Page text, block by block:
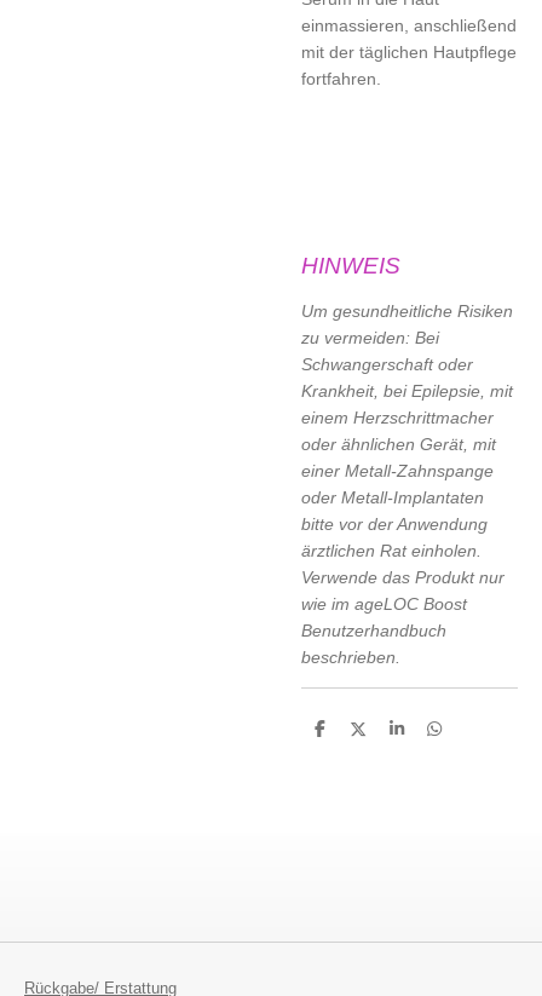
einmassieren, anschließend
mit der täglichen Hautpflege
fortfahren.
HINWEIS
Um gesundheitliche Risiken
zu vermeiden: Bei
Schwangerschaft oder
Krankheit, bei Epilepsie, mit
einem Herzschrittmacher
oder ähnlichen Gerät, mit
einer Metall-Zahnspange
oder Metall-Implantaten
bitte vor der Anwendung
ärztlichen Rat einholen.
Verwende das Produkt nur
wie im ageLOC Boost
Benutzerhandbuch
beschrieben.
T
T
T
T
Rückgabe/ Erstattung